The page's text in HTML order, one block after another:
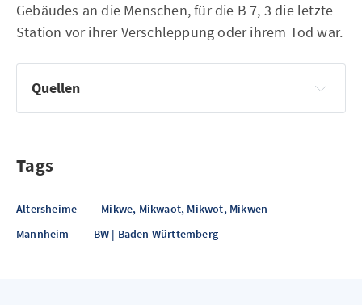
Gebäudes an die Menschen, für die B 7, 3 die letzte
Station vor ihrer Verschleppung oder ihrem Tod war.
Quellen
Tags
Altersheime
Mikwe, Mikwaot, Mikwot, Mikwen
Mannheim
BW | Baden Württemberg